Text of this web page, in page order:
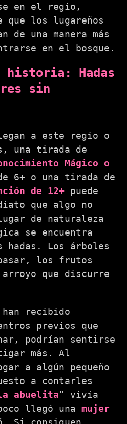
en el regio,
que los lugareños
de una manera más
en el bosque.
historia: Hadas
sin
a este regio o
una tirada de
Mágico o
6+ o una tirada de
de 12+ puede
que algo no
de naturaleza
se encuentra
hadas. Los árboles
los frutos
que discurre
recibido
previos que
podrían sentirse
más. Al
a algún pequeño
a contarles
abuelita” vivía
llegó una mujer